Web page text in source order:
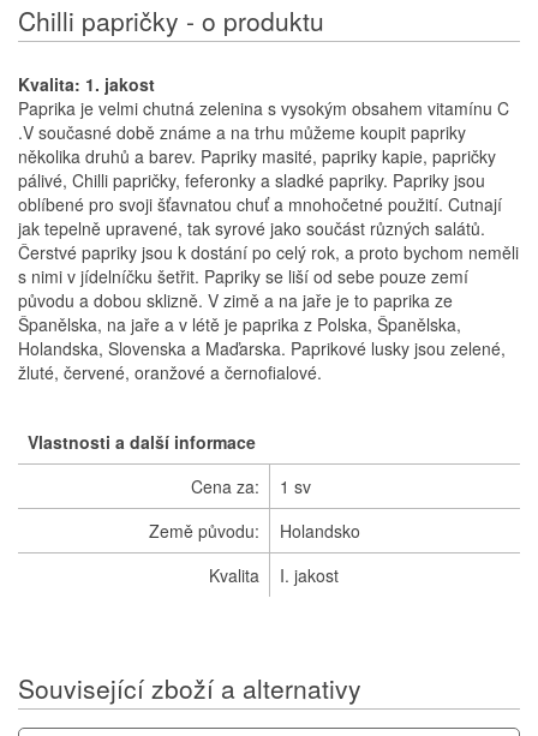
Chilli papričky - o produktu
Kvalita: 1. jakost
Paprika je velmi chutná zelenina s vysokým obsahem vitamínu C
.V současné době známe a na trhu můžeme koupit papriky
několika druhů a barev. Papriky masité, papriky kapie, papričky
pálivé, Chilli papričky, feferonky a sladké papriky. Papriky jsou
oblíbené pro svoji šťavnatou chuť a mnohočetné použití. Cutnají
jak tepelně upravené, tak syrové jako součást různých salátů.
Čerstvé papriky jsou k dostání po celý rok, a proto bychom neměli
s nimi v jídelníčku šetřit. Papriky se liší od sebe pouze zemí
původu a dobou sklizně. V zimě a na jaře je to paprika ze
Španělska, na jaře a v létě je paprika z Polska, Španělska,
Holandska, Slovenska a Maďarska. Paprikové lusky jsou zelené,
žluté, červené, oranžové a černofialové.
Vlastnosti a další informace
Cena za:
1 sv
Země původu:
Holandsko
Kvalita
I. jakost
Související zboží a alternativy